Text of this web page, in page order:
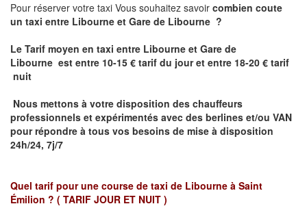
Pour réserver votre taxi Vous souhaitez savoir combien coute
un taxi entre Libourne et Gare de Libourne ?
Le Tarif moyen en taxi entre Libourne et Gare de
Libourne est entre 10-15 € tarif du jour et entre 18-20 € tarif
nuit
Nous mettons à votre disposition des chauffeurs
professionnels et expérimentés avec des berlines et/ou VAN
pour répondre à tous vos besoins de mise à disposition
24h/24, 7j/7
Quel tarif pour une course de taxi de Libourne à Saint
Émilion ? ( TARIF JOUR ET NUIT )